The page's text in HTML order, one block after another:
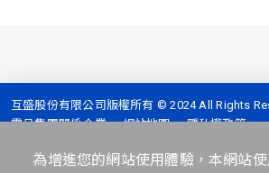
互盛股份有限公司版權所有 © 2024 All Rights
震旦集團關係企業
網站地圖
隱私權政策
地址 :台北市信義區信義路五段2號7樓
為增進您的網站使用體驗，本網站